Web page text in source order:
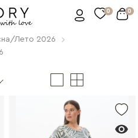
0 0
Лето 2026